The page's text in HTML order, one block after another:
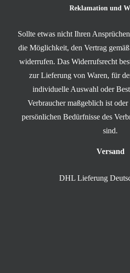
Reklamation und
Sollte etwas nicht Ihren
die Möglichkeit, den Vertrag gemäß
widerrufen. Das Widerrufsrecht
zur Lieferung von Waren, für
individuelle Auswahl oder
Verbraucher maßgeblich ist
persönlichen Bedürfnisse des
sind.
Versand
DHL Lieferung